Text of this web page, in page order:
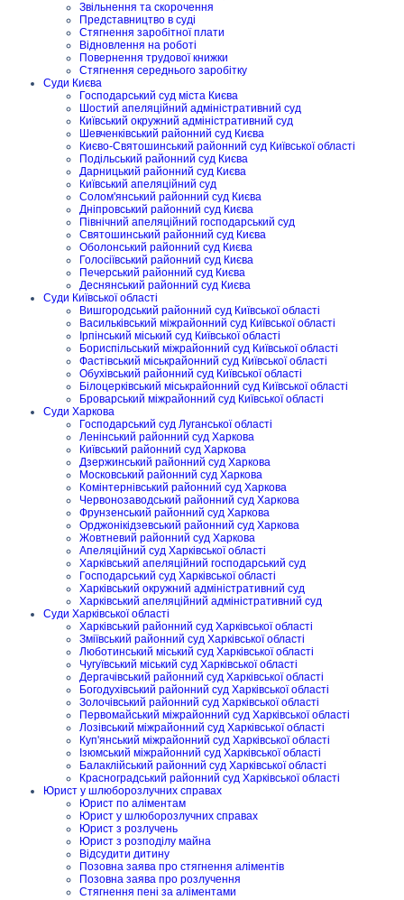
Звільнення та скорочення
Представництво в суді
Стягнення заробітної плати
Відновлення на роботі
Повернення трудової книжки
Стягнення середнього заробітку
Суди Києва
Господарський суд міста Києва
Шостий апеляційний адміністративний суд
Київський окружний адміністративний суд
Шевченківський районний суд Києва
Києво-Святошинський районний суд Київської області
Подільський районний суд Києва
Дарницький районний суд Києва
Київський апеляційний суд
Солом'янський районний суд Києва
Дніпровський районний суд Києва
Північний апеляційний господарський суд
Святошинський районний суд Києва
Оболонський районний суд Києва
Голосіївський районний суд Києва
Печерський районний суд Києва
Деснянський районний суд Києва
Суди Київської області
Вишгородський районний суд Київської області
Васильківський міжрайонний суд Київської області
Ірпінський міський суд Київської області
Бориспільський міжрайонний суд Київської області
Фастівський міськрайонний суд Київської області
Обухівський районний суд Київської області
Білоцерківський міськрайонний суд Київської області
Броварський міжрайонний суд Київської області
Суди Харкова
Господарський суд Луганської області
Ленінський районний суд Харкова
Київський районний суд Харкова
Дзержинський районний суд Харкова
Московський районний суд Харкова
Комінтернівський районний суд Харкова
Червонозаводський районний суд Харкова
Фрунзенський районний суд Харкова
Орджонікідзевський районний суд Харкова
Жовтневий районний суд Харкова
Апеляційний суд Харківської області
Харківський апеляційний господарський суд
Господарський суд Харківської області
Харківський окружний адміністративний суд
Харківський апеляційний адміністративний суд
Суди Харківської області
Харківський районний суд Харківської області
Зміївський районний суд Харківської області
Люботинський міський суд Харківської області
Чугуївський міський суд Харківської області
Дергачівський районний суд Харківської області
Богодухівський районний суд Харківської області
Золочівський районний суд Харківської області
Первомайський міжрайонний суд Харківської області
Лозівський міжрайонний суд Харківської області
Куп'янський міжрайонний суд Харківської області
Ізюмський міжрайонний суд Харківської області
Балаклійський районний суд Харківської області
Красноградський районний суд Харківської області
Юрист у шлюборозлучних справах
Юрист по аліментам
Юрист у шлюборозлучних справах
Юрист з розлучень
Юрист з розподілу майна
Відсудити дитину
Позовна заява про стягнення аліментів
Позовна заява про розлучення
Стягнення пені за аліментами